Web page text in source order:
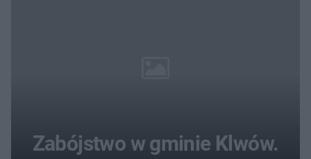
Zabójstwo w gminie Klwów.